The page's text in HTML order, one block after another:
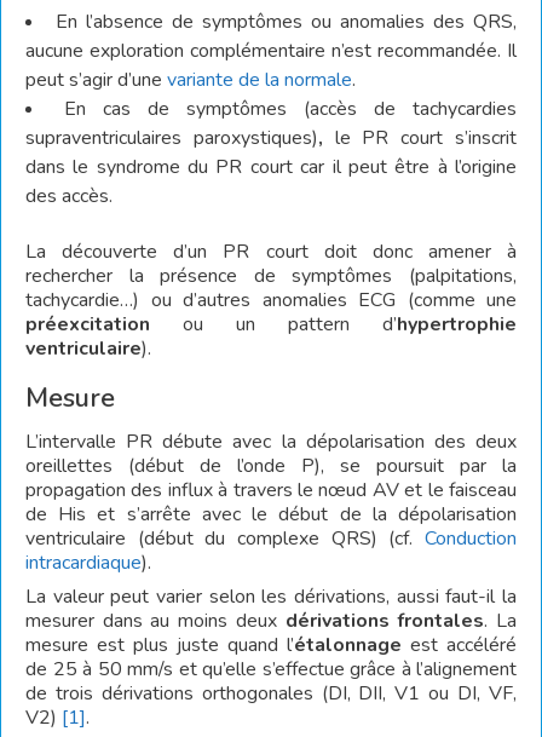
En l’absence de symptômes ou anomalies des QRS,
aucune exploration complémentaire n’est recommandée. Il
peut s’agir d’une variante de la normale.
En cas de symptômes (accès de tachycardies
supraventriculaires paroxystiques), le PR court s’inscrit
dans le syndrome du PR court car il peut être à l’origine
des accès.
La découverte d’un PR court doit donc amener à
rechercher la présence de symptômes (palpitations,
tachycardie…) ou d’autres anomalies ECG (comme une
préexcitation ou un pattern d’hypertrophie
ventriculaire).
Mesure
L’intervalle PR débute avec la dépolarisation des deux
oreillettes (début de l’onde P), se poursuit par la
propagation des influx à travers le nœud AV et le faisceau
de His et s’arrête avec le début de la dépolarisation
ventriculaire (début du complexe QRS) (cf. Conduction
intracardiaque).
La valeur peut varier selon les dérivations, aussi faut-il la
mesurer dans au moins deux dérivations frontales. La
mesure est plus juste quand l’étalonnage est accéléré
de 25 à 50 mm/s et qu’elle s’effectue grâce à l’alignement
de trois dérivations orthogonales (DI, DII, V1 ou DI, VF,
V2) [1].